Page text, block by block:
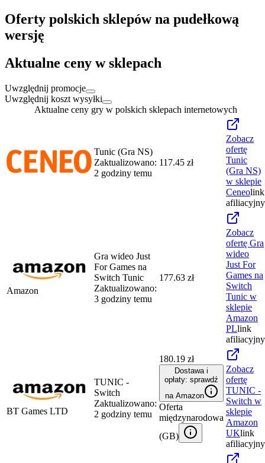
Oferty polskich sklepów na pudełkową
wersję
Aktualne ceny w sklepach
Uwzględnij promocje
Uwzględnij koszt wysyłki
Aktualne ceny gry w polskich sklepach internetowych
Tunic (Gra NS)
Zaktualizowano:
2 godziny temu
117.45 zł
Zobacz
ofertę
Tunic
(Gra NS)
w sklepie
Ceneolink
afiliacyjny
Amazon
Gra wideo Just
For Games na
Switch Tunic
Zaktualizowano:
3 godziny temu
177.63 zł
Zobacz
ofertę Gra
wideo
Just For
Games na
Switch
Tunic w
sklepie
Amazon
PLlink
afiliacyjny
BT Games LTD
TUNIC -
Switch
Zaktualizowano:
2 godziny temu
180.19 zł
Dostawa i
opłaty: sprawdź
na Amazon
Oferta
międzynarodowa
(GB)
Zobacz
ofertę
TUNIC -
Switch w
sklepie
Amazon
UKlink
afiliacyjny